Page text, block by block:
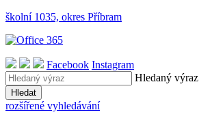
školní 1035, okres Příbram
Facebook Instagram
Hledaný výraz
Hledat
rozšířené vyhledávání